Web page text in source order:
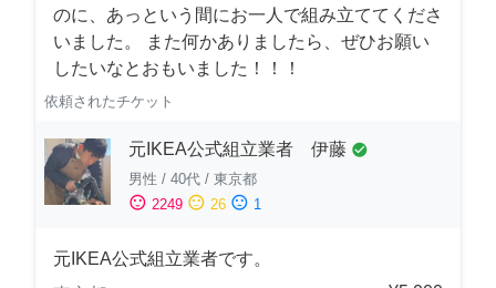
のに、あっという間にお一人で組み立ててくださ
いました。 また何かありましたら、ぜひお願い
したいなとおもいました！！！
依頼されたチケット
元IKEA公式組立業者 伊藤 check_circle
男性 / 40代 / 東京都
sentiment_satisfied 2249 sentiment_neutral 26 sentiment_dissatisfied 1
元IKEA公式組立業者です。